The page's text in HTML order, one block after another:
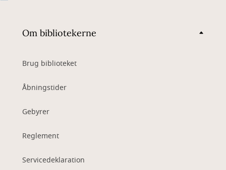
Om bibliotekerne
Brug biblioteket
Åbningstider
Gebyrer
Reglement
Servicedeklaration